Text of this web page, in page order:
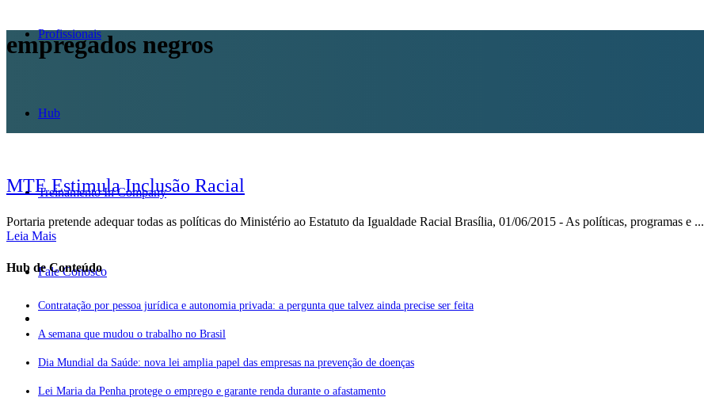
Profissionais
Hub
Treinamento In Company
Fale Conosco
empregados negros
MTE Estimula Inclusão Racial
Portaria pretende adequar todas as políticas do Ministério ao Estatuto da Igualdade Racial Brasília, 01/06/2015 - As políticas, programas e ...
Leia Mais
Hub de Conteúdo
Contratação por pessoa jurídica e autonomia privada: a pergunta que talvez ainda precise ser feita
A semana que mudou o trabalho no Brasil
Dia Mundial da Saúde: nova lei amplia papel das empresas na prevenção de doenças
Lei Maria da Penha protege o emprego e garante renda durante o afastamento